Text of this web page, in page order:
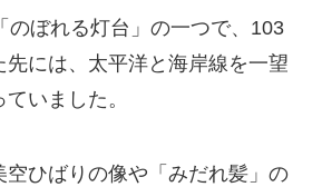
のぼれる灯台」の一つで、103
先には、太平洋と海岸線を一望
いました。
空ひばりの像や「みだれ髪」の